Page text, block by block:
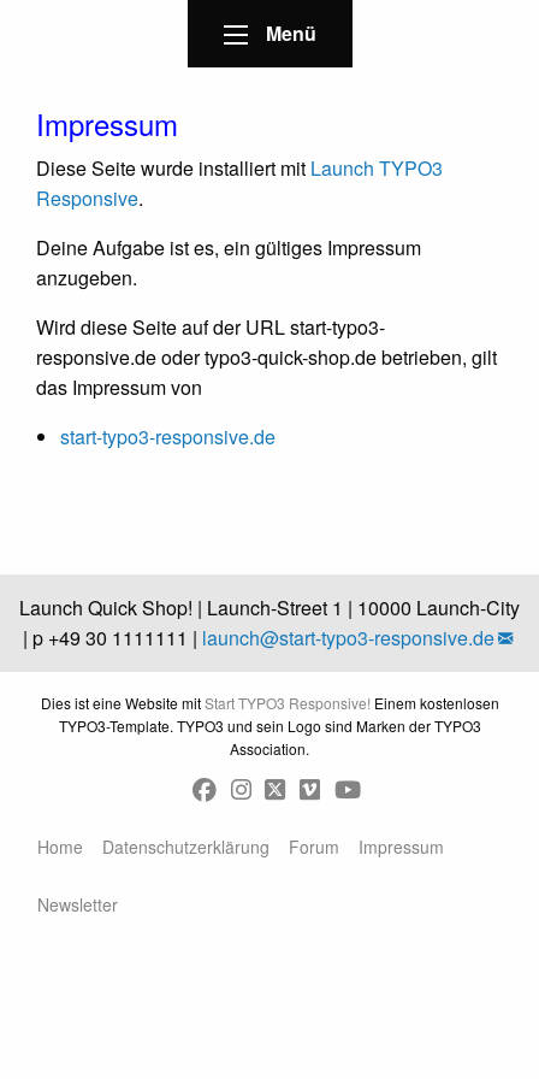
Home Datenschutzerklärung Forum Impressum
Newsletter
Menü
Impressum
Diese Seite wurde installiert mit Launch TYPO3
Responsive.
Deine Aufgabe ist es, ein gültiges Impressum
anzugeben.
Wird diese Seite auf der URL start-typo3-
responsive.de oder typo3-quick-shop.de betrieben, gilt
das Impressum von
start-typo3-responsive.de
Launch Quick Shop! | Launch-Street 1 | 10000 Launch-City
| p +49 30 1111111 | launch@start-typo3-responsive.de
Dies ist eine Website mitStart TYPO3 Responsive! Einem kostenlosen
TYPO3-Template. TYPO3 und sein Logo sind Marken der TYPO3
Association.